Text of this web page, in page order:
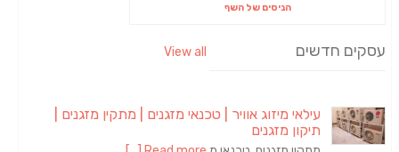
הניסים של השף
עסקים חדשים View all
עילאי מיזוג אוויר | טכנאי מזגנים | מתקין מזגנים |
תיקון מזגנים